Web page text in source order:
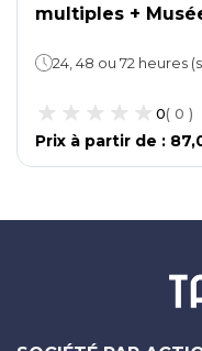
multiples +
24, 48 ou 72 heures (selon
0( 0 )
Prix ​​à partir de :